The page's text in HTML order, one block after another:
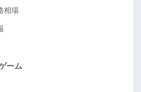
相場
ーム